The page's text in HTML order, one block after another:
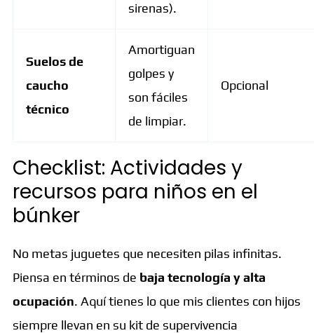
sirenas).
Suelos de
caucho
técnico
Amortiguan
golpes y
son fáciles
de limpiar.
Opcional
Checklist: Actividades y
recursos para niños en el
búnker
No metas juguetes que necesiten pilas infinitas.
Piensa en términos de baja tecnología y alta
ocupación. Aquí tienes lo que mis clientes con hijos
siempre llevan en su kit de supervivencia